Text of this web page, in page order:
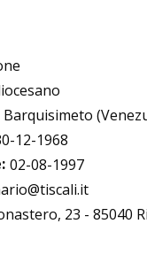
Barquisimeto
12-1968
02-08-1997
23 - 85040